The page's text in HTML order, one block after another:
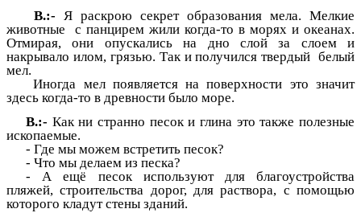
В.:- Я раскрою секрет образования мела. Мелкие
животные с панцирем жили когда-то в морях и океанах.
Отмирая, они опускались на дно слой за слоем и
накрывало илом, грязью. Так и получился твердый белый
мел.
Иногда мел появляется на поверхности это значит
здесь когда-то в древности было море.
В.:- Как ни странно песок и глина это также полезные
ископаемые.
- Где мы можем встретить песок?
- Что мы делаем из песка?
- А ещё песок используют для благоустройства
пляжей, строительства дорог, для раствора, с помощью
которого кладут стены зданий.